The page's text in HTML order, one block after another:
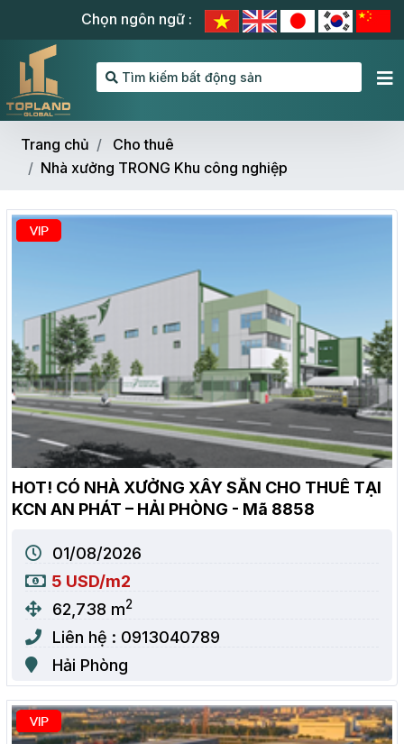
Chọn ngôn ngữ :
Tìm kiếm bất động sản
Trang chủ
Cho thuê
Nhà xưởng TRONG Khu công nghiệp
HOT! CÓ NHÀ XƯỞNG XÂY SẴN CHO THUÊ TẠI
KCN AN PHÁT – HẢI PHÒNG - Mã 8858
01/08/2026
5 USD/m2
62,738 m2
Liên hệ : 0913040789
Hải Phòng